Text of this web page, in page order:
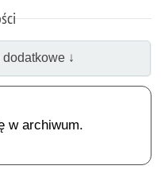
↓
w archiwum.